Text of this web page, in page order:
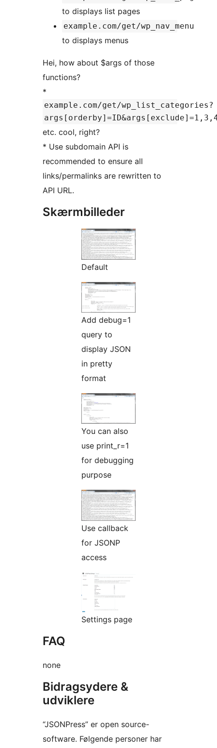
to displays list pages
example.com/get/wp_nav_menu
to displays menus
Hei, how about $args of those
functions?
*
example.com/get/wp_list_categories?
etc. cool, right?
* Use subdomain API is
recommended to ensure all
links/permalinks are rewritten to
API URL.
Skærmbilleder
Default
Add debug=1
query to
display JSON
in pretty
format
You can also
use print_r=1
for debugging
purpose
Use callback
for JSONP
access
Settings page
FAQ
none
Bidragsydere &
udviklere
“JSONPress” er open source-
software. Følgende personer har